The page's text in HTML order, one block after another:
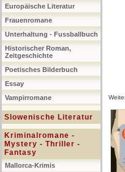
Europäische Literatur
Frauenromane
Unterhaltung - Fussballbuch
Historischer Roman,
Zeitgeschichte
Poetisches Bilderbuch
Essay
Vampirromane
Slowenische Literatur
Kriminalromane -
Mystery - Thriller -
Fantasy
Mallorca-Krimis